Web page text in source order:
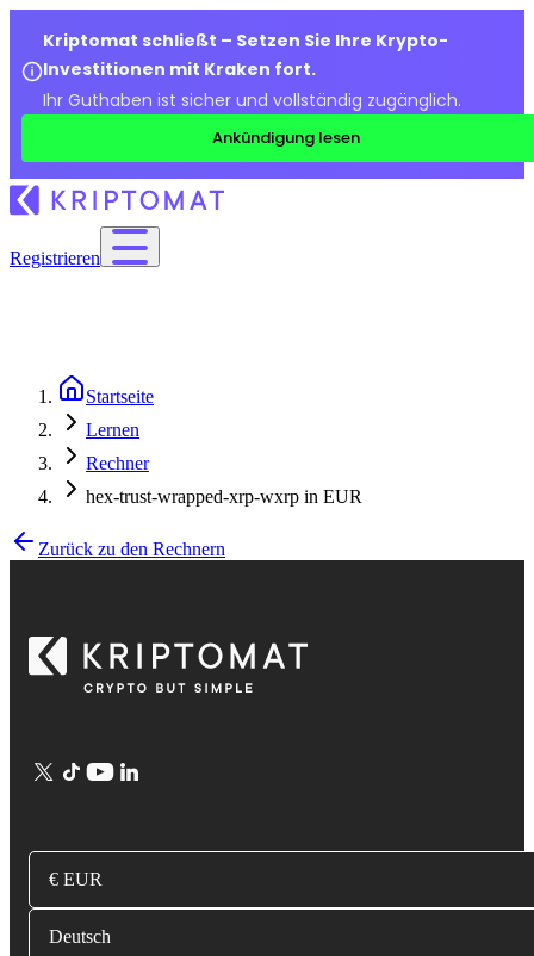
Kriptomat schließt – Setzen Sie Ihre Krypto-
Investitionen mit Kraken fort.
Ihr Guthaben ist sicher und vollständig zugänglich.
Ankündigung lesen
Registrieren
Startseite
Lernen
Rechner
hex-trust-wrapped-xrp-wxrp in EUR
Zurück zu den Rechnern
€ EUR
Deutsch